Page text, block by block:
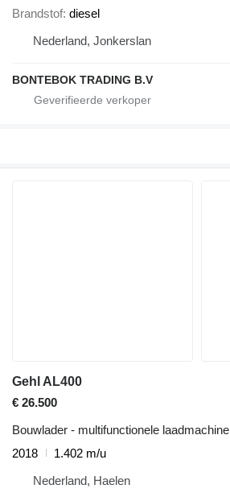
Brandstof diesel
Nederland, Jonkerslan
BONTEBOK TRADING B.V
Gehl AL400
€ 26.500
Bouwlader - multifunctionele laadmachine
2018
1.402 m/u
Nederland, Haelen